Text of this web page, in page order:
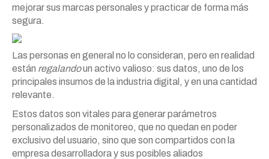
mejorar sus marcas personales y practicar de forma más
segura.
Las personas en general no lo consideran, pero en realidad
están regalandoun activo valioso: sus datos, uno de los
principales insumos de la industria digital, y en una cantidad
relevante.
Estos datos son vitales para generar parámetros
personalizados de monitoreo, que no quedan en poder
exclusivo del usuario, sino que son compartidos con la
empresa desarrolladora y sus posibles aliados